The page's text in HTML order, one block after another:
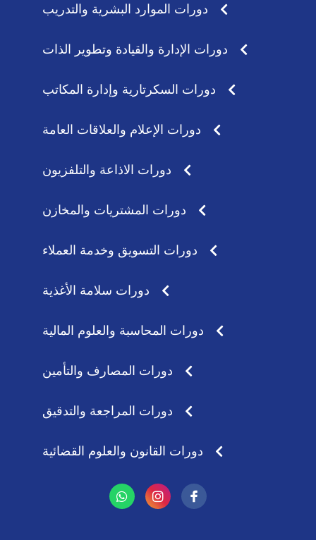
دورات الموارد البشرية والتدريب
دورات الإدارة والقيادة وتطوير الذات
دورات السكرتارية وإدارة المكاتب
دورات الإعلام والعلاقات العامة
دورات الاذاعة والتلفزيون
دورات المشتريات والمخازن
دورات التسويق وخدمة العملاء
دورات سلامة الأغذية
دورات المحاسبة والعلوم المالية
دورات المصارف والتأمين
دورات المراجعة والتدقيق
دورات القانون والعلوم القضائية
I
n
W
h